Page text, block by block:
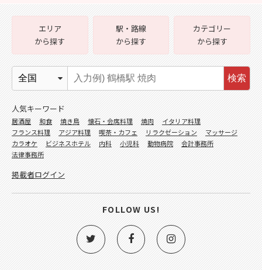
エリア
から探す
駅・路線
から探す
カテゴリー
から探す
検索
人気キーワード
居酒屋 和食 焼き鳥 懐石・会席料理 焼肉
イタリア料理
フランス料理
アジア料理 喫茶・カフェ リラクゼーション
マッサージ
カラオケ
ビジネスホテル 内科 小児科 動物病院
会計事務所
法律事務所
掲載者ログイン
FOLLOW US!